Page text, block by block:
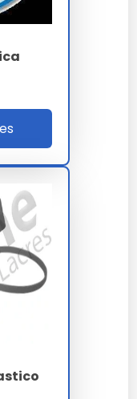
espiral
para cabos
parceiro que
espiral para
técnicas pode
sempre nossa
entregue por
de pesquisa e
real.
para cabos é um
ao longo do